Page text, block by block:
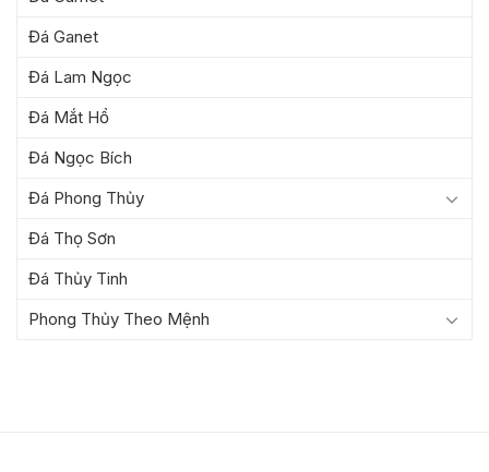
Đá Ganet
Đá Lam Ngọc
Đá Mắt Hổ
Đá Ngọc Bích
Đá Phong Thủy
Đá Thọ Sơn
Đá Thủy Tinh
Phong Thủy Theo Mệnh